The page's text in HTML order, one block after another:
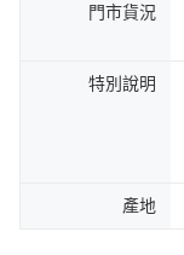
門市貨況
特別說明
產地